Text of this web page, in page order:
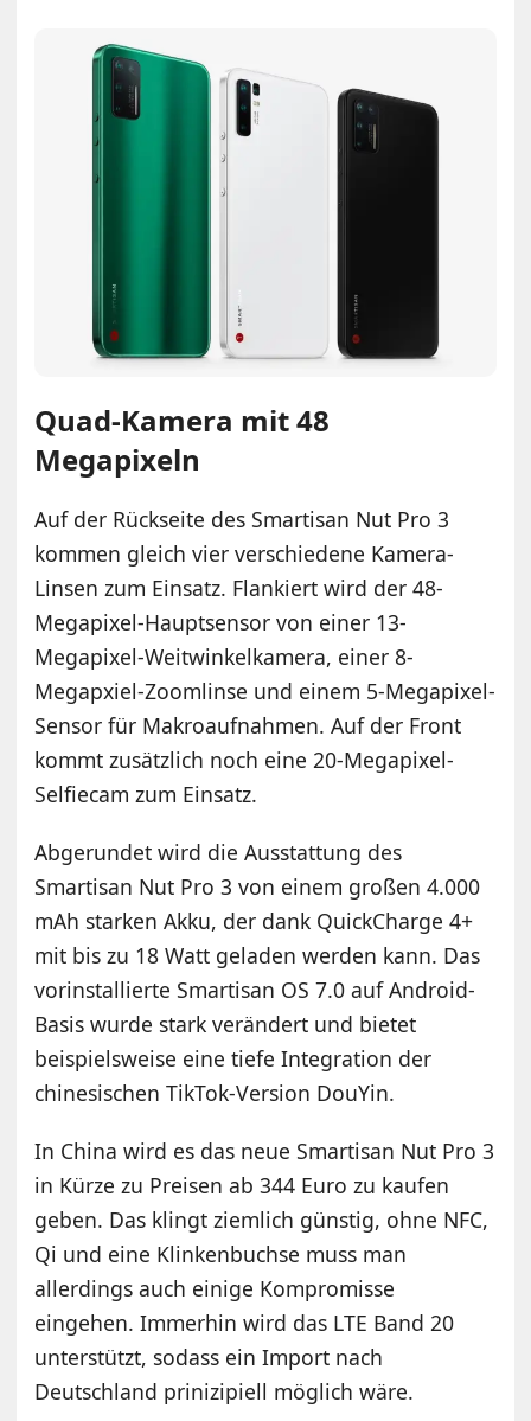
Quad-Kamera mit 48
Megapixeln
Auf der Rückseite des Smartisan Nut Pro 3
kommen gleich vier verschiedene Kamera-
Linsen zum Einsatz. Flankiert wird der 48-
Megapixel-Hauptsensor von einer 13-
Megapixel-Weitwinkelkamera, einer 8-
Megapxiel-Zoomlinse und einem 5-Megapixel-
Sensor für Makroaufnahmen. Auf der Front
kommt zusätzlich noch eine 20-Megapixel-
Selfiecam zum Einsatz.
Abgerundet wird die Ausstattung des
Smartisan Nut Pro 3 von einem großen 4.000
mAh starken Akku, der dank QuickCharge 4+
mit bis zu 18 Watt geladen werden kann. Das
vorinstallierte Smartisan OS 7.0 auf Android-
Basis wurde stark verändert und bietet
beispielsweise eine tiefe Integration der
chinesischen TikTok-Version DouYin.
In China wird es das neue Smartisan Nut Pro 3
in Kürze zu Preisen ab 344 Euro zu kaufen
geben. Das klingt ziemlich günstig, ohne NFC,
Qi und eine Klinkenbuchse muss man
allerdings auch einige Kompromisse
eingehen. Immerhin wird das LTE Band 20
unterstützt, sodass ein Import nach
Deutschland prinizipiell möglich wäre.